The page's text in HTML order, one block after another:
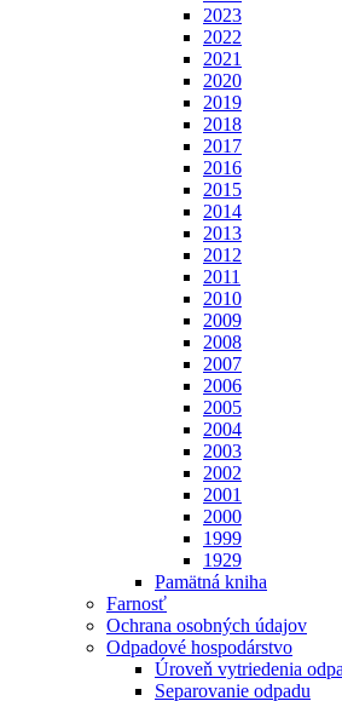
2023
2022
2021
2020
2019
2018
2017
2016
2015
2014
2013
2012
2011
2010
2009
2008
2007
2006
2005
2004
2003
2002
2001
2000
1999
1929
Pamätná kniha
Farnosť
Ochrana osobných údajov
Odpadové hospodárstvo
Úroveň vytriedenia
Separovanie odpadu